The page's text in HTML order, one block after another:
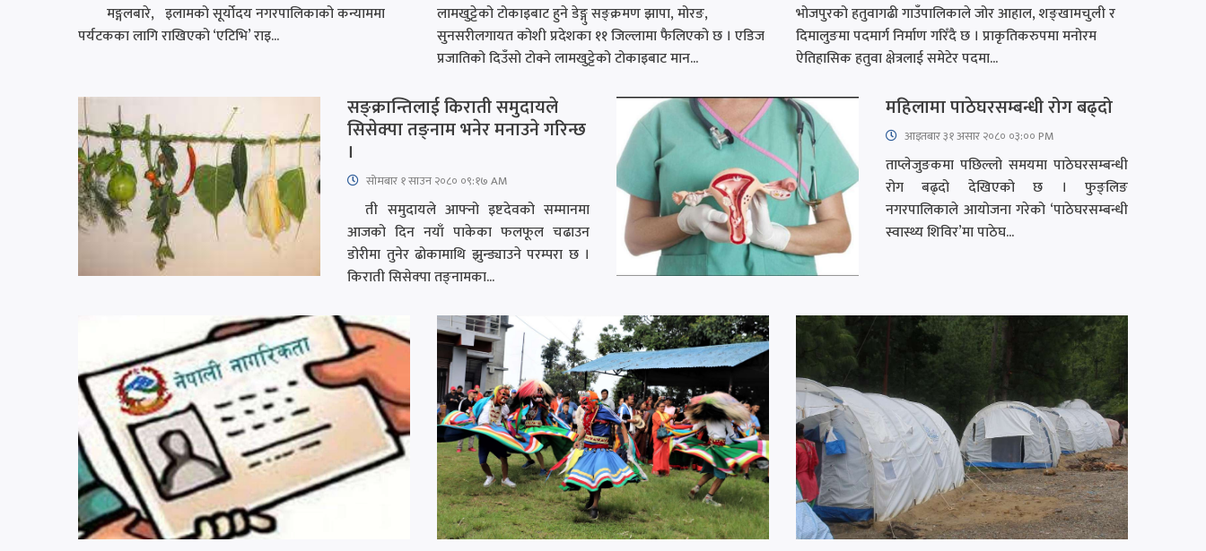
मङ्गलबारे, इलामको सूर्योदय नगरपालिकाको कन्याममा
पर्यटकका लागि राखिएको ‘एटिभि’ राइ...
लामखुट्टेको टोकाइबाट हुने डेङ्गु सङ्क्रमण झापा, मोरङ,
सुनसरीलगायत कोशी प्रदेशका ११ जिल्लामा फैलिएको छ । एडिज
प्रजातिको दिउँसो टोक्ने लामखुट्टेको टोकाइबाट मान...
भोजपुरको हतुवागढी गाउँपालिकाले जोर आहाल, शङ्खामचुली र
दिमालुङमा पदमार्ग निर्माण गरिँदै छ । प्राकृतिकरुपमा मनोरम
ऐतिहासिक हतुवा क्षेत्रलाई समेटेर पदमा...
सङ्क्रान्तिलाई किराती समुदायले
सिसेक्पा तङ्नाम भनेर मनाउने गरिन्छ
।
सोमबार १ साउन २०८० ०९:१७ AM
ती समुदायले आफ्नो इष्टदेवको सम्मानमा
आजको दिन नयाँ पाकेका फलफूल चढाउन
डोरीमा तुनेर ढोकामाथि झुन्ड्याउने परम्परा छ ।
किराती सिसेक्पा तङ्नामका...
महिलामा पाठेघरसम्बन्धी रोग बढ्दो
आइतबार​ ३१ असार २०८० ०३:०० PM
ताप्लेजुङकमा पछिल्लो समयमा पाठेघरसम्बन्धी
रोग बढ्दो देखिएको छ । फुङ्लिङ
नगरपालिकाले आयोजना गरेको ‘पाठेघरसम्बन्धी
स्वास्थ्य शिविर’मा पाठेघ...